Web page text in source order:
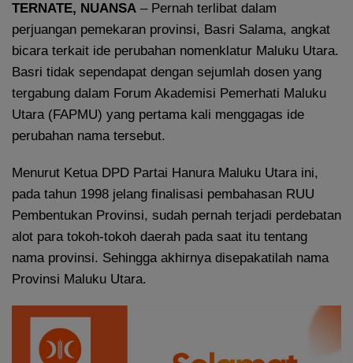
TERNATE, NUANSA – Pernah terlibat dalam
perjuangan pemekaran provinsi, Basri Salama, angkat
bicara terkait ide perubahan nomenklatur Maluku Utara.
Basri tidak sependapat dengan sejumlah dosen yang
tergabung dalam Forum Akademisi Pemerhati Maluku
Utara (FAPMU) yang pertama kali menggagas ide
perubahan nama tersebut.
Menurut Ketua DPD Partai Hanura Maluku Utara ini,
pada tahun 1998 jelang finalisasi pembahasan RUU
Pembentukan Provinsi, sudah pernah terjadi perdebatan
alot para tokoh-tokoh daerah pada saat itu tentang
nama provinsi. Sehingga akhirnya disepakatilah nama
Provinsi Maluku Utara.